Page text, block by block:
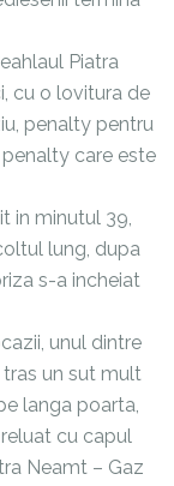
Piatra
cu o lovitura de
penalty pentru
care este
in minutul 39,
lung, dupa
s-a incheiat
unul dintre
tras un sut mult
langa poarta,
cu capul
Neamt – Gaz